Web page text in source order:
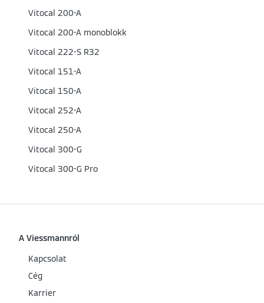
Vitocal 200-A
Vitocal 200-A monoblokk
Vitocal 222-S R32
Vitocal 151-A
Vitocal 150-A
Vitocal 252-A
Vitocal 250-A
Vitocal 300-G
Vitocal 300-G Pro
A Viessmannról
Kapcsolat
Cég
Karrier